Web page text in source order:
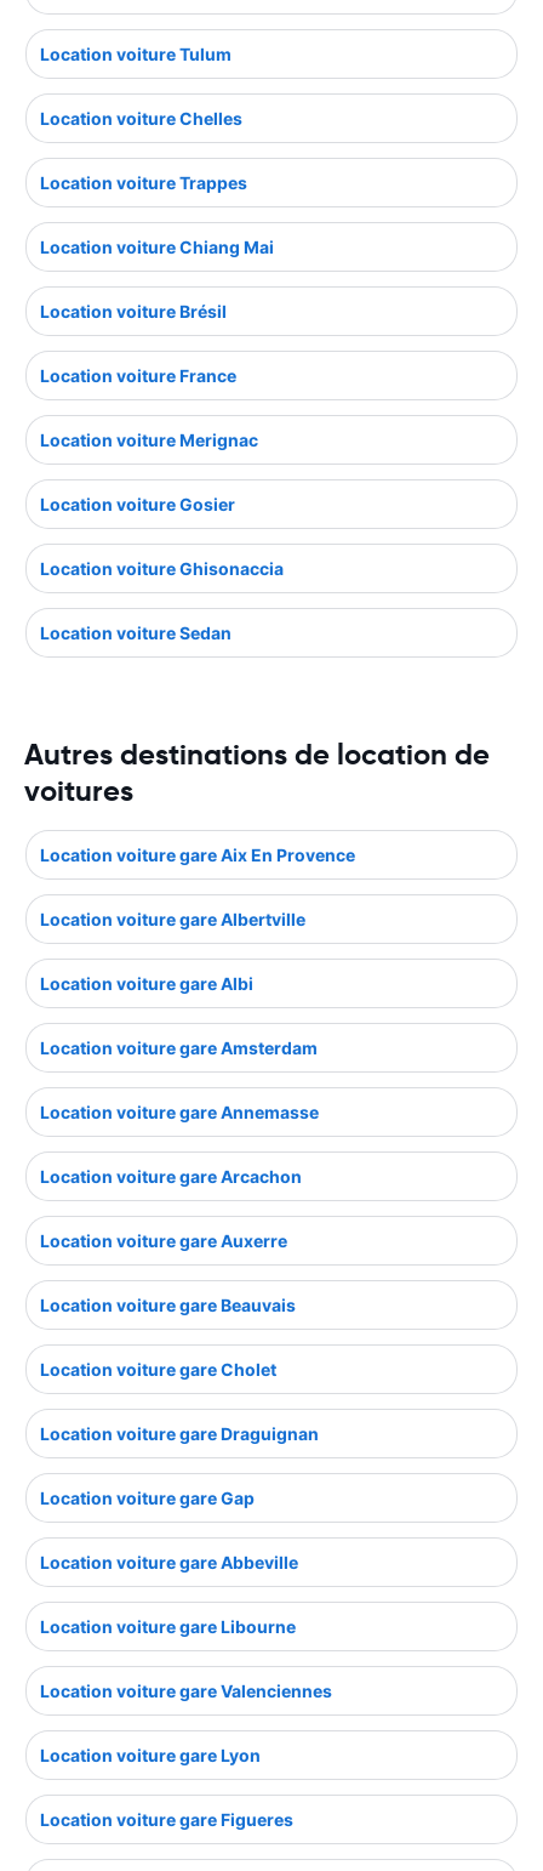
Location voiture Tulum
Location voiture Chelles
Location voiture Trappes
Location voiture Chiang Mai
Location voiture Brésil
Location voiture France
Location voiture Merignac
Location voiture Gosier
Location voiture Ghisonaccia
Location voiture Sedan
Autres destinations de location de
voitures
Location voiture gare Aix En Provence
Location voiture gare Albertville
Location voiture gare Albi
Location voiture gare Amsterdam
Location voiture gare Annemasse
Location voiture gare Arcachon
Location voiture gare Auxerre
Location voiture gare Beauvais
Location voiture gare Cholet
Location voiture gare Draguignan
Location voiture gare Gap
Location voiture gare Abbeville
Location voiture gare Libourne
Location voiture gare Valenciennes
Location voiture gare Lyon
Location voiture gare Figueres